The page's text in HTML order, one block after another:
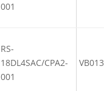
001
RS-
18DL4SAC/CPA2-
001